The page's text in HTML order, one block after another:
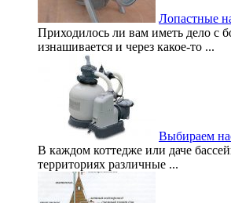
Лопастные
Приходилось ли вам иметь дело с
изнашивается и через какое-то ...
Выбираем
В каждом коттедже или даче
территориях различные ...